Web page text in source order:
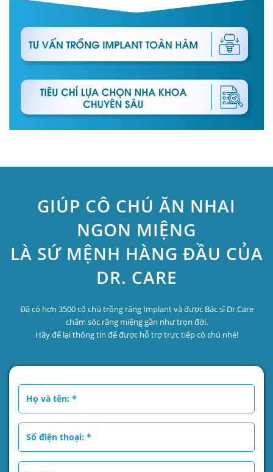
GIÚP CÔ CHÚ ĂN NHAI
NGON MIỆNG
LÀ SỨ MỆNH HÀNG ĐẦU CỦA
DR. CARE
Đã có hơn 3500 cô chú trồng răng Implant và được Bác sĩ Dr.Care
chăm sóc răng miệng gần như trọn đời.
Hãy để lại thông tin để được hỗ trợ trực tiếp cô chú nhé!